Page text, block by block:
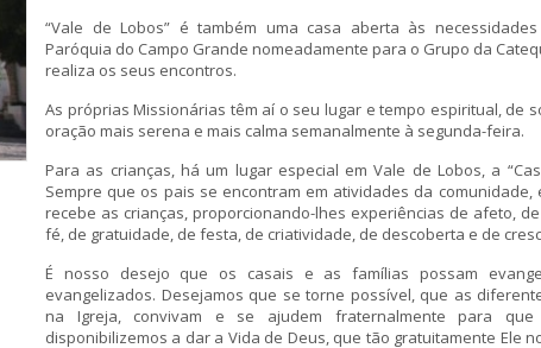
“Vale de Lobos” é também uma casa aberta às
Paróquia do Campo Grande nomeadamente para o Grupo da
realiza os seus encontros.
As próprias Missionárias têm aí o seu lugar e tempo espiritual, de
oração mais serena e mais calma semanalmente à segunda-feira.
Para as crianças, há um lugar especial em Vale de Lobos, a
Sempre que os pais se encontram em atividades da comunidade,
recebe as crianças, proporcionando-lhes experiências de afeto,
fé, de gratuidade, de festa, de criatividade, de descoberta e de
É nosso desejo que os casais e as famílias possam
evangelizados. Desejamos que se torne possível, que as
na Igreja, convivam e se ajudem fraternalmente para
disponibilizemos a dar a Vida de Deus, que tão gratuitamente Ele